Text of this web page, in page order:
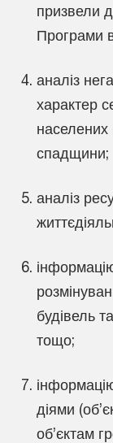
призвели
Програми
аналіз
характер
населених
спадщини;
аналіз
будівель
тощо;
діями
об’єктам